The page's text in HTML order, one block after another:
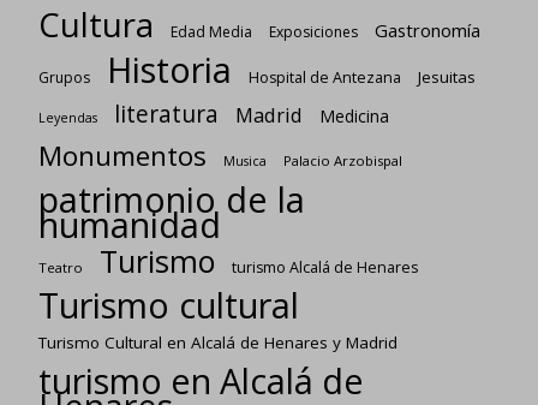
Cultura Edad Media Exposiciones Gastronomía
Grupos Historia Hospital de Antezana Jesuitas
Leyendas literatura Madrid Medicina
Monumentos Musica Palacio Arzobispal
patrimonio de la
humanidad
Teatro Turismo turismo Alcalá de Henares
Turismo cultural
Turismo Cultural en Alcalá de Henares y Madrid
turismo en Alcalá de